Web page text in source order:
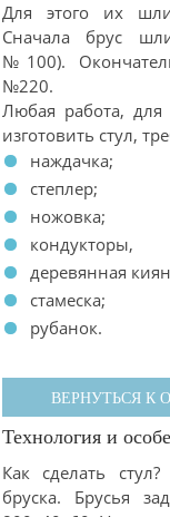
Для этого их
Сначала брус
№100).
№220.
Любая работа,
изготовить стул,
наждачка;
степлер;
ножовка;
кондукторы,
деревянная
стамеска;
рубанок.
ВЕРНУТЬСЯ К
Технология и
Как сделать
бруска. Брусья